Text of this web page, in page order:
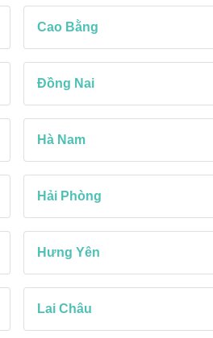
Cao Bằng
Đồng Nai
Hà Nam
Hải Phòng
Hưng Yên
Lai Châu